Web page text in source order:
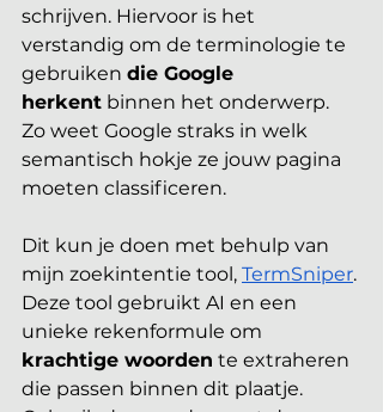
schrijven. Hiervoor is het
verstandig om de terminologie te
gebruiken die Google
herkent binnen het onderwerp.
Zo weet Google straks in welk
semantisch hokje ze jouw pagina
moeten classificeren.
Dit kun je doen met behulp van
mijn zoekintentie tool, TermSniper.
Deze tool gebruikt AI en een
unieke rekenformule om
krachtige woorden te extraheren
die passen binnen dit plaatje.